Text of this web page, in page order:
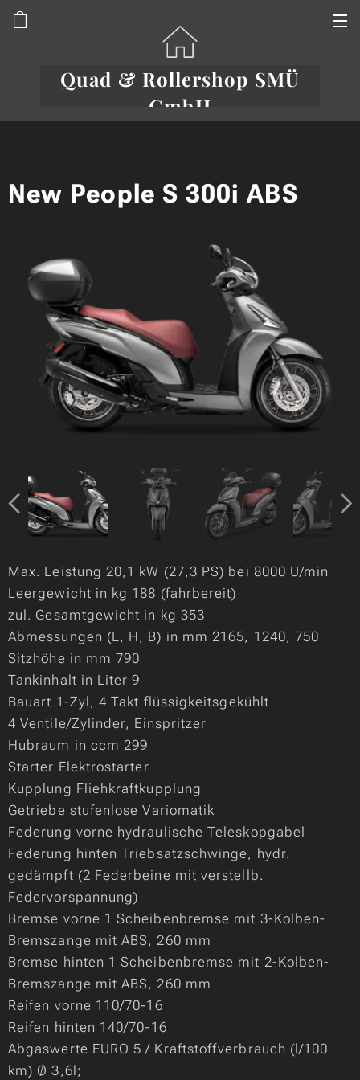
Quad & Rollershop SMÜ
GmbH
New People S 300i ABS
Max. Leistung 20,1 kW (27,3 PS) bei 8000 U/min
Leergewicht in kg 188 (fahrbereit)
zul. Gesamtgewicht in kg 353
Abmessungen (L, H, B) in mm 2165, 1240, 750
Sitzhöhe in mm 790
Tankinhalt in Liter 9
Bauart 1-Zyl, 4 Takt flüssigkeitsgekühlt
4 Ventile/Zylinder, Einspritzer
Hubraum in ccm 299
Starter Elektrostarter
Kupplung Fliehkraftkupplung
Getriebe stufenlose Variomatik
Federung vorne hydraulische Teleskopgabel
Federung hinten Triebsatzschwinge, hydr.
gedämpft (2 Federbeine mit verstellb.
Federvorspannung)
Bremse vorne 1 Scheibenbremse mit 3-Kolben-
Bremszange mit ABS, 260 mm
Bremse hinten 1 Scheibenbremse mit 2-Kolben-
Bremszange mit ABS, 260 mm
Reifen vorne 110/70-16
Reifen hinten 140/70-16
Abgaswerte EURO 5 / Kraftstoffverbrauch (l/100
km) Ø 3,6l;